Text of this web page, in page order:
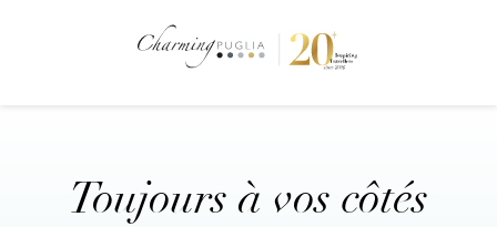
Toujours à vos côtés